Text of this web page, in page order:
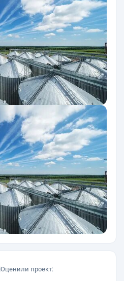
Оценили проект: